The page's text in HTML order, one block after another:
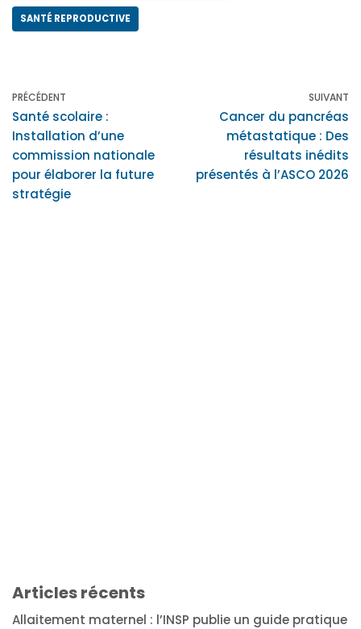
SANTÉ REPRODUCTIVE
PRÉCÉDENT
Santé scolaire :
Installation d’une
commission nationale
pour élaborer la future
stratégie
SUIVANT
Cancer du pancréas
métastatique : Des
résultats inédits
présentés à l’ASCO 2026
Articles récents
Allaitement maternel : l’INSP publie un guide pratique